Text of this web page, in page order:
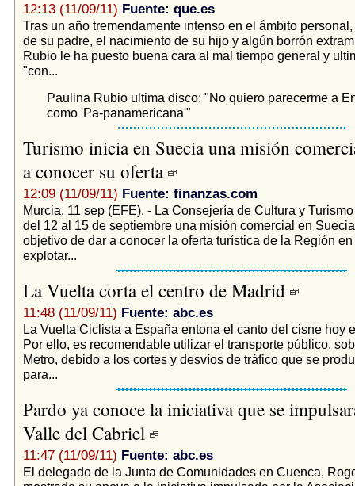
12:13 (11/09/11) Fuente: que.es
Tras un año tremendamente intenso en el ámbito
de su padre, el nacimiento de su hijo y algún borrón
Rubio le ha puesto buena cara al mal tiempo general y
"con...
Paulina Rubio ultima disco: "No quiero parecerme a
como 'Pa-panamericana'"
Turismo inicia en Suecia una misión
a conocer su oferta
12:09 (11/09/11) Fuente: finanzas.com
Murcia, 11 sep (EFE). - La Consejería de Cultura y
del 12 al 15 de septiembre una misión comercial en
objetivo de dar a conocer la oferta turística de la Región
explotar...
La Vuelta corta el centro de Madrid
11:48 (11/09/11) Fuente: abc.es
La Vuelta Ciclista a España entona el canto del cisne hoy
Por ello, es recomendable utilizar el transporte público,
Metro, debido a los cortes y desvíos de tráfico que se
para...
Pardo ya conoce la iniciativa que se
Valle del Cabriel
11:47 (11/09/11) Fuente: abc.es
El delegado de la Junta de Comunidades en Cuenca,